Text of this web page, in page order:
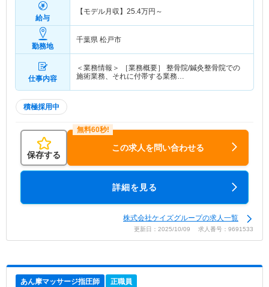
給与
【モデル月収】 25.4万円～
勤務地
千葉県 松戸市
仕事内容
＜業務情報＞ ［業務概要］ 整骨院/鍼灸整骨院での
施術業務、それに付帯する業務…
積極採用中
保存する
この求人を問い合わせる
詳細を見る
株式会社ケイズグループの求人一覧
更新日：2025/10/09 求人番号：9691533
あん摩マッサージ指圧師 正職員